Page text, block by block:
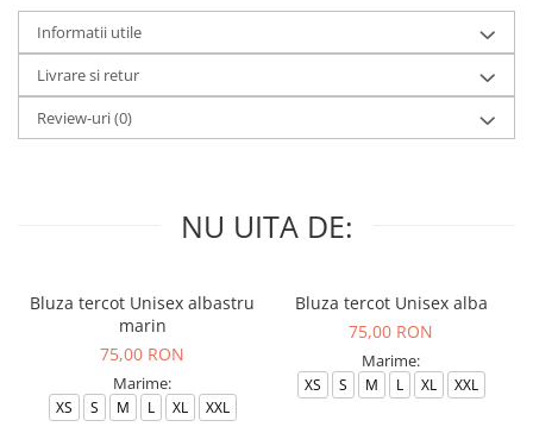
Informatii utile
Livrare si retur
Review-uri(0)
NU UITA DE:
Bluza tercot Unisex albastru
marin
75,00 RON
Marime:
XS S M L XL XXL
Bluza tercot Unisex alba
75,00 RON
Marime:
XS S M L XL XXL